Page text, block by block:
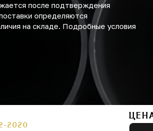
после подтверждения
определяются
на складе. Подробные условия
2020